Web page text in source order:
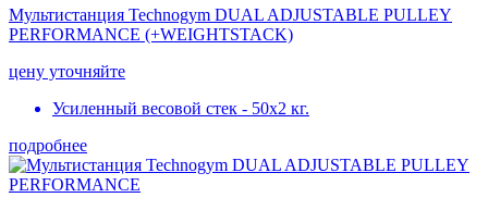
Мультистанция Technogym DUAL ADJUSTABLE PULLEY
PERFORMANCE (+WEIGHTSTACK)
цену уточняйте
Усиленный весовой стек - 50х2 кг.
подробнее